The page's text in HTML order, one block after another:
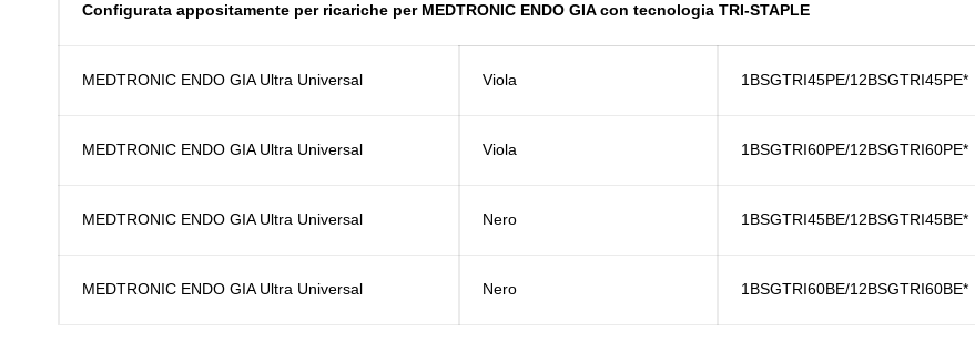
Configurata appositamente per ricariche per MEDTRONIC ENDO GIA con tecnologia TRI‑STAPLE
MEDTRONIC ENDO GIA Ultra Universal Viola 1BSGTRI45PE/12BSGTRI45PE*
MEDTRONIC ENDO GIA Ultra Universal Viola 1BSGTRI60PE/12BSGTRI60PE*
MEDTRONIC ENDO GIA Ultra Universal Nero 1BSGTRI45BE/12BSGTRI45BE*
MEDTRONIC ENDO GIA Ultra Universal Nero 1BSGTRI60BE/12BSGTRI60BE*